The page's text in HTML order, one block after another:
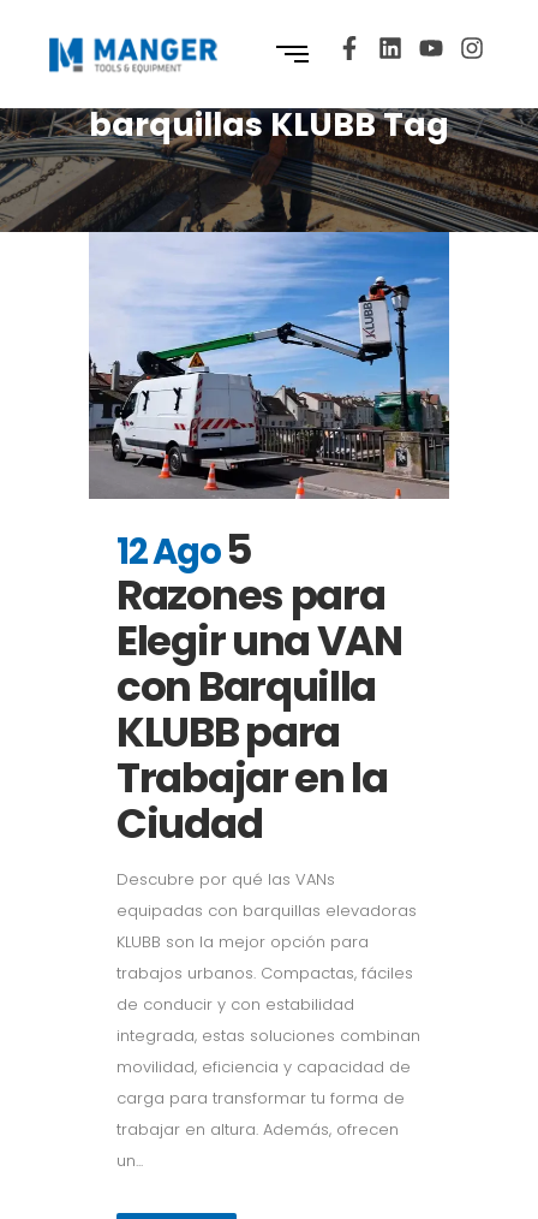
barquillas KLUBB Tag
12 Ago5
Razones para
Elegir una VAN
con Barquilla
KLUBB para
Trabajar en la
Ciudad
Descubre por qué las VANs
equipadas con barquillas elevadoras
KLUBB son la mejor opción para
trabajos urbanos. Compactas, fáciles
de conducir y con estabilidad
integrada, estas soluciones combinan
movilidad, eficiencia y capacidad de
carga para transformar tu forma de
trabajar en altura. Además, ofrecen
un...